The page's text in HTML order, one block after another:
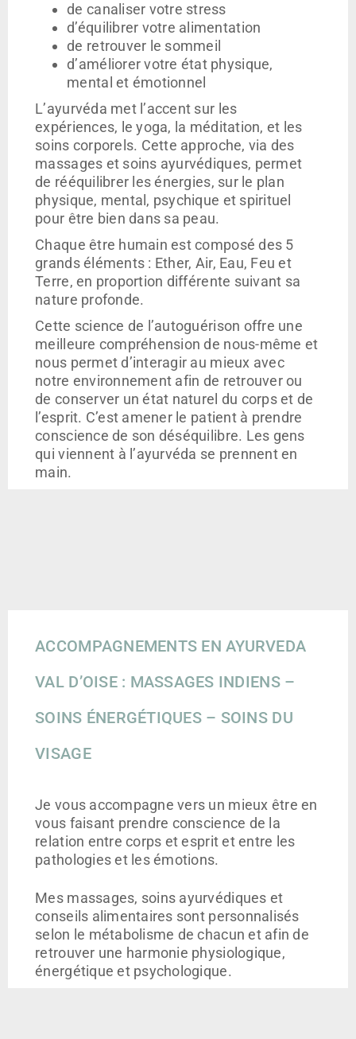
de canaliser votre stress
d’équilibrer votre alimentation
de retrouver le sommeil
d’améliorer votre état physique,
mental et émotionnel
L’ayurvéda met l’accent sur les
expériences, le yoga, la méditation, et les
soins corporels. Cette approche, via des
massages et soins ayurvédiques, permet
de rééquilibrer les énergies, sur le plan
physique, mental, psychique et spirituel
pour être bien dans sa peau.
Chaque être humain est composé des 5
grands éléments : Ether, Air, Eau, Feu et
Terre, en proportion différente suivant sa
nature profonde.
Cette science de l’autoguérison offre une
meilleure compréhension de nous-même et
nous permet d’interagir au mieux avec
notre environnement afin de retrouver ou
de conserver un état naturel du corps et de
l’esprit. C’est amener le patient à prendre
conscience de son déséquilibre. Les gens
qui viennent à l’ayurvéda se prennent en
main.
ACCOMPAGNEMENTS EN AYURVEDA
VAL D’OISE : MASSAGES INDIENS –
SOINS ÉNERGÉTIQUES – SOINS DU
VISAGE
Je vous accompagne vers un mieux être en
vous faisant prendre conscience de la
relation entre corps et esprit et entre les
pathologies et les émotions.
Mes massages, soins ayurvédiques et
conseils alimentaires sont personnalisés
selon le métabolisme de chacun et afin de
retrouver une harmonie physiologique,
énergétique et psychologique.